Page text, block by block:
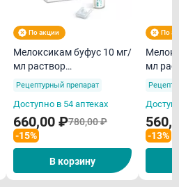
По акции
Мелоксикам буфус 10 мг/
мл раствор
внутримышечного 1,5мл
Рецептурный препарат
Доступно в 54 аптеках
660,00 ₽780,00 ₽
-15%
В корзину
По
мл
-13%